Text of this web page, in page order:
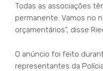
Todas as associações
permanente. Vamos no
orçamentários”, disse
O anúncio foi feito
representantes da